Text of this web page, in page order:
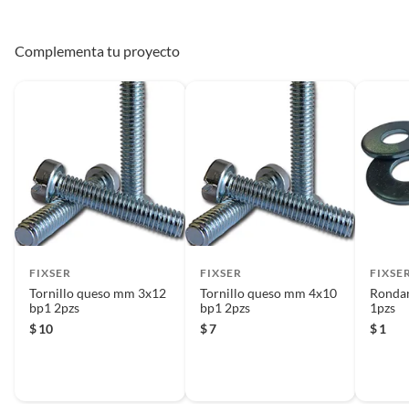
Complementa tu proyecto
FIXSER
Tornillo queso mm 3x12
bp1 2pzs
$10
FIXSER
Tornillo queso mm 4x10
bp1 2pzs
$7
1pzs
$1